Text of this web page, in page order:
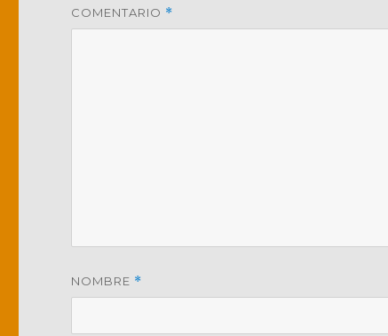
COMENTARIO *
NOMBRE *